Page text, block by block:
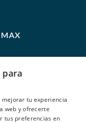
tu experiencia
web y ofrecerte
tus preferencias en